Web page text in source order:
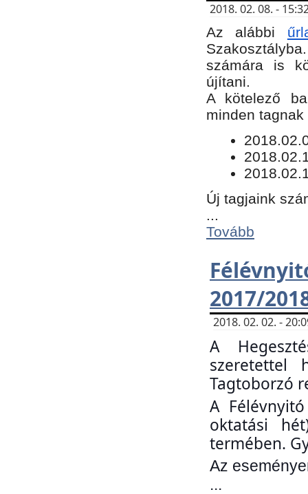
2018. 02. 08. -
Az alábbi
számára is
újítani.
​A kötelező
minden
Új tagjaink
Tovább
2017/
2018. 02. 02. -
A
szeretettel
Tagtoborzó
A
oktatási
termében.
Az
...